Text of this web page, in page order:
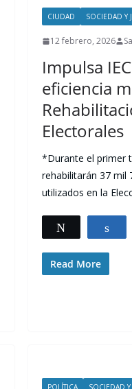
CIUDAD SOCIEDAD Y
12 febrero, 2026
Impulsa
eficiencia
Electorales
*Durante el primer
rehabilitarán 37 mil
utilizados en la
Read More
POLÍTICA SOCIEDAD Y